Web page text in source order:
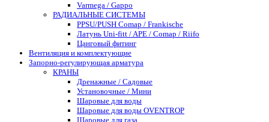
Varmega / Gappo
РАДИАЛЬНЫЕ СИСТЕМЫ
PPSU/PUSH Comap / Frankische
Латунь Uni-fitt / APE / Comap / Riifo
Цанговый фитинг
Вентиляция и комплектующие
Запорно-регулирующая арматура
КРАНЫ
Дренажные / Садовые
Установочные / Мини
Шаровые для воды
Шаровые для воды OVENTROP
Шаровые для газа